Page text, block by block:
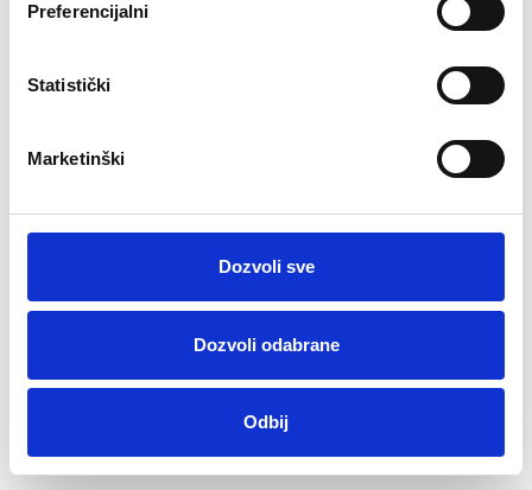
Preferencijalni
Statistički
Marketinški
Dozvoli sve
Dozvoli odabrane
Odbij
+387 55 490 446; +387 55 490 445; Бесплатан број
JKP „GRADSKO GROBLjE" DOO BijeljinaAll
Rights Reserved | Hosted & developed by
th!nk